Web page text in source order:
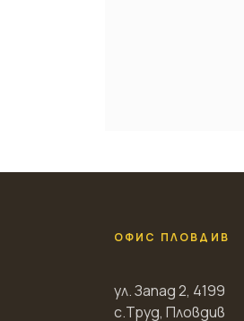
ОФИС ПЛОВДИВ
ул. Запад 2, 4199
с.Труд, Пловдив